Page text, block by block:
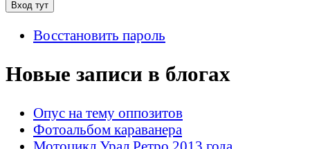
Восстановить пароль
Новые записи в блогах
Опус на тему оппозитов
Фотоальбом караванера
Мотоцикл Урал Ретро 2013 года